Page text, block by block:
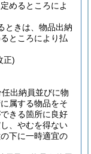
めるところによ
ときは、物品出納
ところにより払
正)
出納員並びに物
属する物品をそ
きる箇所に良好
、やむを得ない
下に一時適宜の